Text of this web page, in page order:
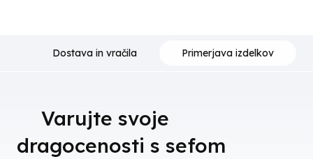
Dostava in vračila Primerjava izdelkov
🔒Varujte svoje
dragocenosti s sefom